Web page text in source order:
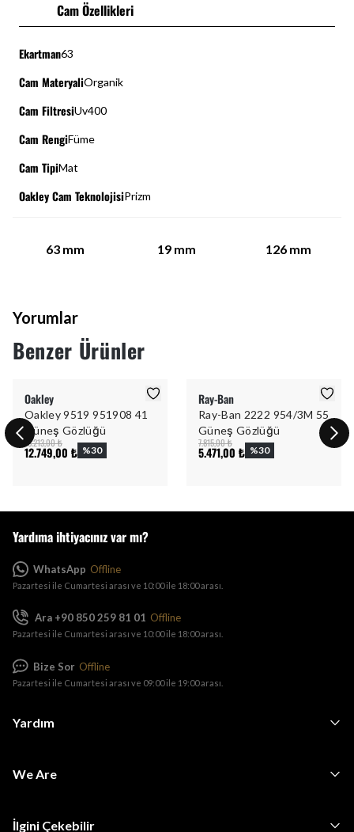
Cam Özellikleri
Ekartman63
Cam MateryaliOrganik
Cam FiltresiUv400
Cam RengiFüme
Cam TipiMat
Oakley Cam TeknolojisiPrizm
63 mm 19 mm 126 mm
Yorumlar
Benzer Ürünler
Oakley
Oakley 9519 951908 41
Güneş Gözlüğü
18.213,00 ₺
12.749,00 ₺ %30
Ray-Ban
Ray-Ban 2222 954/3M 55
Güneş Gözlüğü
7.815,00 ₺
5.471,00 ₺ %30
Yardım
We Are
İlgini Çekebilir
Yardıma ihtiyacınız var mı?
WhatsApp Offline
Pazartesi ile Cumartesi arası ve 10:00 ile 18:00 arası.
Ara +90 850 259 81 01 Offline
Pazartesi ile Cumartesi arası ve 10:00 ile 18:00 arası.
Bize Sor Offline
Pazartesi ile Cumartesi arası ve 09:00 ile 19:00 arası.